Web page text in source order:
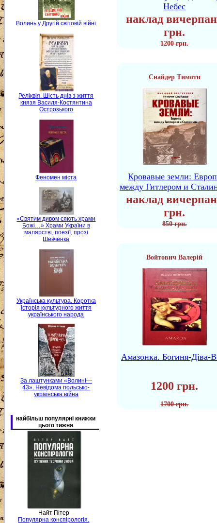
Волинь у Другій світовій війні
Реліквія. Шість днів з життя
князя Василя-Костянтина
Острозького
Феномен міста
«Святим дивом сяють храми
Божі…» Храми України в
малярстві, поезії, прозі
Шевченка
Українська культура. Коротка
історія культурного життя
українського народа
За лаштунками «Волині—
43». Невідома польсько-
українська війна
найбільш популярні книжки
цього тижня
Найт Пітер
Популярна конспірологія.
Небес
наклад
грн.
1200 грн.
Снайдер Тимоти
Кровавые земли:
между Гитлером и
наклад
грн.
850 грн.
Войтович Валерій
Амазонка. Богиня-Діва-
1200 грн.
1700 грн.